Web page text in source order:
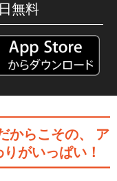
「SHOW BY R
無料
らこその、
ア
がいっぱい！